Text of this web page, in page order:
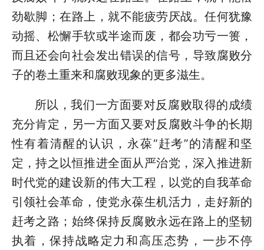
劲歇脚；在路上，就不能疲劳厌战。任何犹豫
动摇、松懈手软或半途而废，都会功亏一篑，
而且还会向社会发出错误的信号，导致腐败分
子的卷土重来和腐败现象的更多滋生。
所以，我们一方面要对反腐败取得的成绩
充分肯定，另一方面又要对反腐败斗争的长期
性有着清醒的认识，永葆“赶考”的清醒和坚
定，持之以恒推进全面从严治党，深入推进新
时代党的建设新的伟大工程，以党的自我革命
引领社会革命，使党永葆生机活力，走好新的
赶考之路；始终保持反腐败永远在路上的坚韧
执着，保持战略定力和高压态势，一步不停